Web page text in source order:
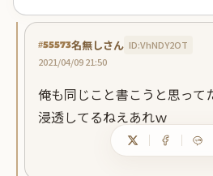
#55573名無しさん ID:VhNDY2OT
2021/04/09 21:50
俺も同じこと書こうと思って
浸透してるねえあれｗ